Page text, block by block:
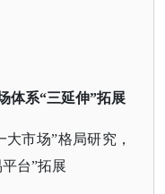
体系“三延伸”拓展
大市场”格局研究，
台”拓展